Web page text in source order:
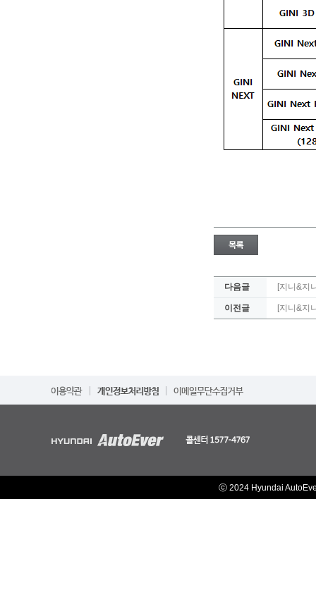
다음글 [지니&지
이전글 [지니&지
ⓒ 2024 Hyundai